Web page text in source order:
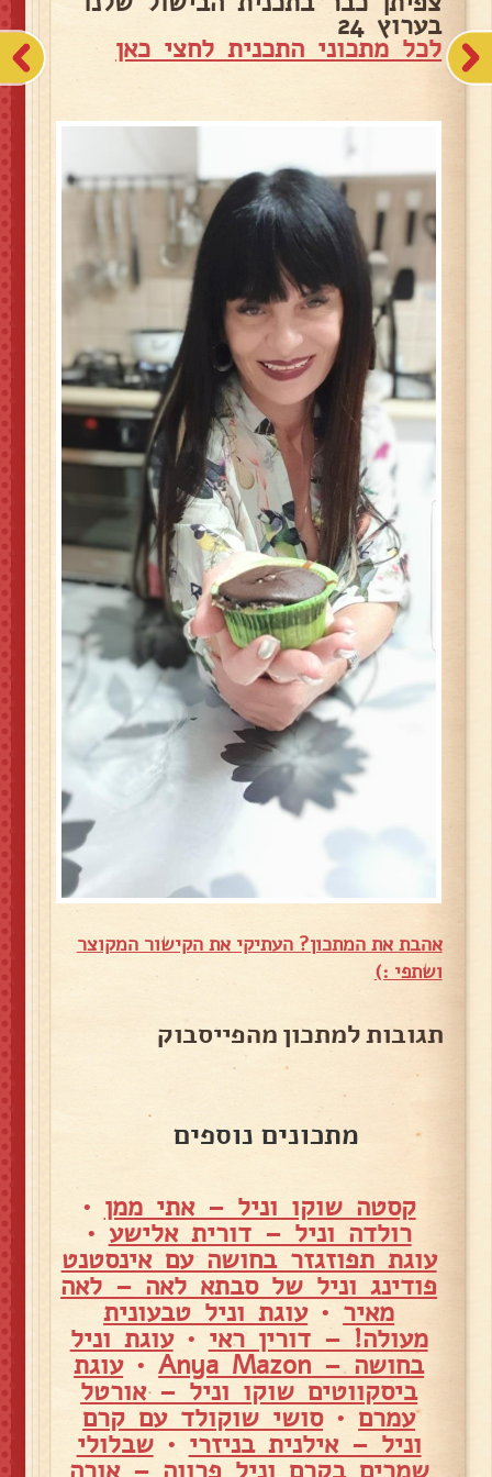
בערוץ 24
לכל מתכוני התכנית לחצי כאן
אהבת את המתכון? העתיקי את הקישור המקוצר
ושתפי :)
תגובות למתכון מהפייסבוק
מתכונים נוספים
קסטה שוקו וניל – אתי ממן •
רולדה וניל – דורית אלישע •
עוגת תפוזגזר בחושה עם אינסטנט
פודינג וניל של סבתא לאה – לאה
מאיר •עוגת וניל טבעונית
מעולה! – דורין ראי •עוגת וניל
בחושה – Anya Mazon •עוגת
ביסקווטים שוקו וניל – אורטל
עמרם •סושי שוקולד עם קרם
וניל – אילנית בניזרי •שבלולי